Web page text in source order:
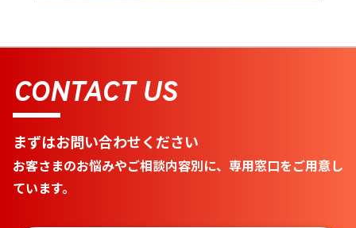
CONTACT US
まずはお問い合わせください
お客さまのお悩みやご相談内容別に、専用窓口をご用意し
ています。